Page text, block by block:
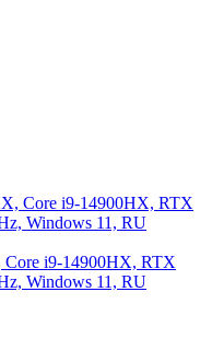
Core i9-14900HX, RTX
Windows 11, RU